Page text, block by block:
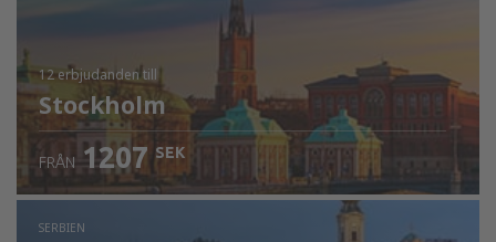
12 erbjudandentill
Stockholm
FRÅN 1207 SEK
SERBIEN